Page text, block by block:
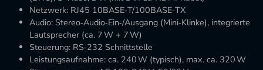
Netzwerk: RJ45 10BASE‑T/100BASE‑TX
Audio: Stereo‑Audio‑Ein‑/Ausgang (Mini‑Klinke), integrierte
Lautsprecher (ca. 7 W + 7 W)
Steuerung: RS‑232 Schnittstelle
Leistungsaufnahme: ca. 240 W (typisch), max. ca. 320 W